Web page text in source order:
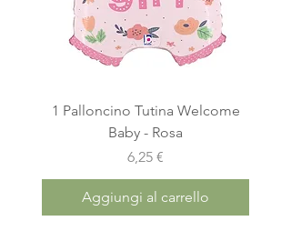
1 Palloncino Tutina Welcome
Baby - Rosa
Prezzo
6,25 €
Aggiungi al carrello